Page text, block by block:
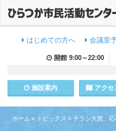
はじめての方へ 会議室
開館 9:00～22:00
施設案内 アクセ
ホーム » トピックス » チラシ大賞、